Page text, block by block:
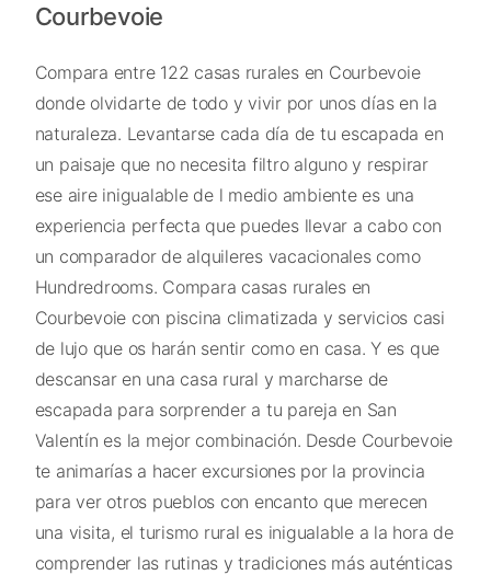
Courbevoie
Compara entre 122 casas rurales en Courbevoie
donde olvidarte de todo y vivir por unos días en la
naturaleza. Levantarse cada día de tu escapada en
un paisaje que no necesita filtro alguno y respirar
ese aire inigualable de l medio ambiente es una
experiencia perfecta que puedes llevar a cabo con
un comparador de alquileres vacacionales como
Hundredrooms. Compara casas rurales en
Courbevoie con piscina climatizada y servicios casi
de lujo que os harán sentir como en casa. Y es que
descansar en una casa rural y marcharse de
escapada para sorprender a tu pareja en San
Valentín es la mejor combinación. Desde Courbevoie
te animarías a hacer excursiones por la provincia
para ver otros pueblos con encanto que merecen
una visita, el turismo rural es inigualable a la hora de
comprender las rutinas y tradiciones más auténticas